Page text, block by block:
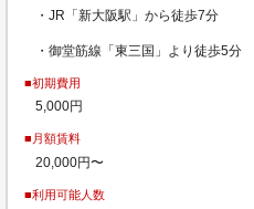
・JR「新大阪駅」から徒歩7分
・御堂筋線「東三国」より徒歩5分
■初期費用
5,000円
■月額賃料
20,000円〜
■利用可能人数